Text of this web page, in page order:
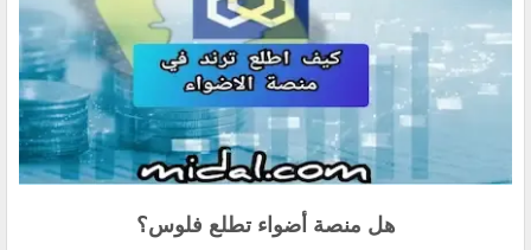
هل منصة أضواء تطلع فلوس؟